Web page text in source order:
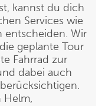
kannst du dich
Services wie
entscheiden. Wir
geplante Tour
Fahrrad zur
dabei auch
Helm,